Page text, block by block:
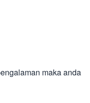
maka anda